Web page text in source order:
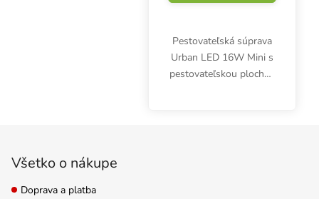
Pestovateľská súprava
Urban LED 16W Mini s
pestovateľskou plochou
Všetko o nákupe
Doprava a platba